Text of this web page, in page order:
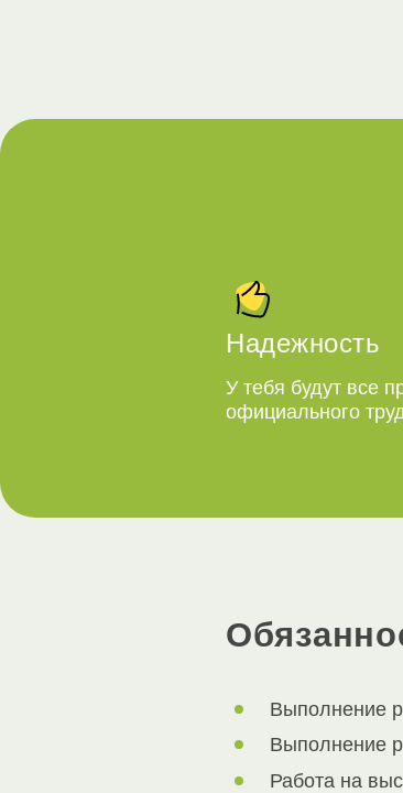
Надежность
У тебя будут все
официального
Выполнение
Выполнение
Работа на